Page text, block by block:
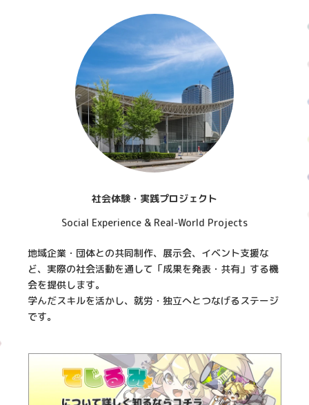
社会体験・実践プロジェクト
Social Experience & Real-World Projects
地域企業・団体との共同制作、展示会、イベント支援な
ど、実際の社会活動を通して「成果を発表・共有」する機
会を提供します。
学んだスキルを活かし、就労・独立へとつなげるステージ
です。